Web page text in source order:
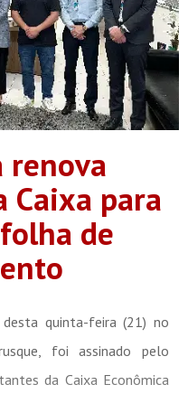
renova
Caixa para
de
quinta-feira (21) no
foi assinado pelo
da Caixa Econômica